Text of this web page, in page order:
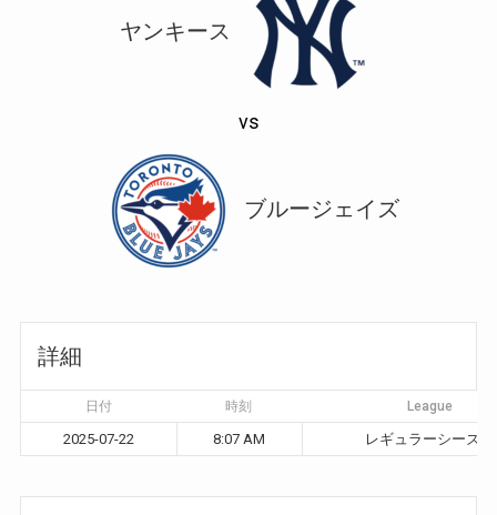
ヤンキース
vs
ブルージェイズ
詳細
日付 時刻 League
2025-07-22 8:07 AM レギュラーシーズン